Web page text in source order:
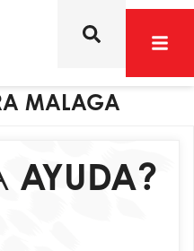
MALAGA
AYUDA?